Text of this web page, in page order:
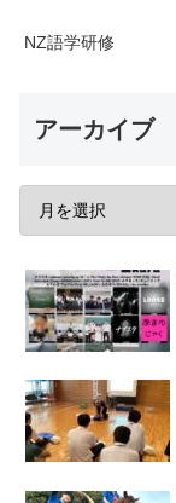
NZ語学研修
アーカイブ